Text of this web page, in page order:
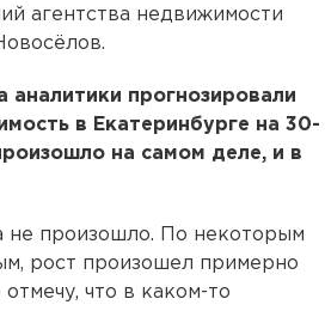
агентства недвижимости
аналитики прогнозировали
в Екатеринбурге на 30-
на самом деле, и в
не произошло. По некоторым
рост произошел примерно
что в каком-то